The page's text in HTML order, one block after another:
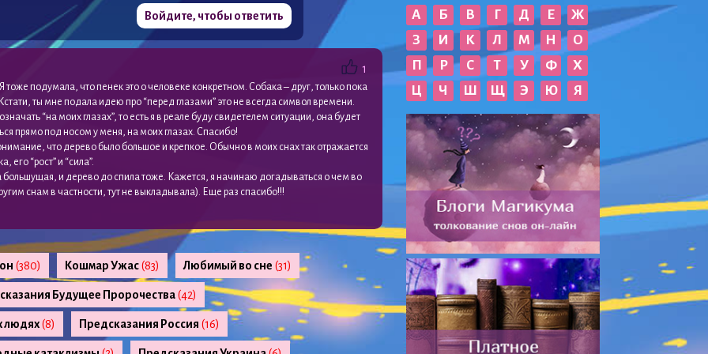
Войдите, чтобы ответить
1
тоже подумала, что пенек это о человеке конкретном. Собака – друг, только пока
ты мне подала идею про “перед глазами” это не всегда символ времени.
“на моих глазах”, то есть я в реале буду свидетелем ситуации, она будет
прямо под носом у меня, на моих глазах. Спасибо!
что дерево было большое и крепкое. Обычно в моих снах так отражается
его “рост” и “сила”.
и дерево до спила тоже. Кажется, я начинаю догадываться о чем во
снам в частности, тут не выкладывала). Еще раз спасибо!!!
(380) Кошмар Ужас(83) Любимый во сне (31)
Будущее Пророчества(42)
людях(8) Предсказания Россия (16)
А Б В Г Д Е
Ж
З
И К Л М Н
О
П
Р С Т У Ф
Х
Ц
Ч Ш Щ Э Ю Я